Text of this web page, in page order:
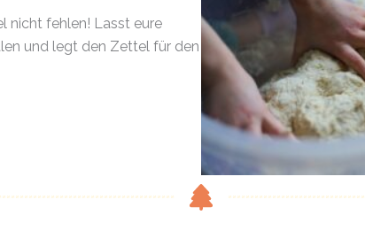
nicht fehlen! Lasst eure
und legt den Zettel für den